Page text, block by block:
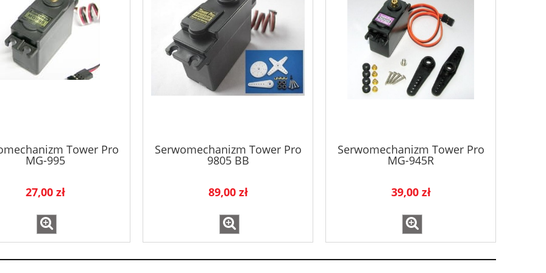
Tower Pro
MG-995
27,00 zł
Serwomechanizm Tower Pro
9805 BB
89,00 zł
Serwomechanizm Tower Pro
MG-945R
39,00 zł